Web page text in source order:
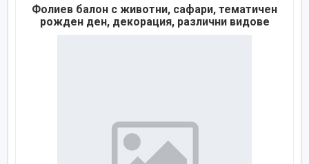
Фолиев балон с животни, сафари, тематичен
рожден ден, декорация, различни видове